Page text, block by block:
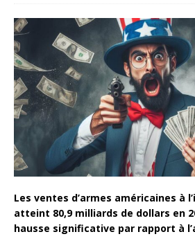
Les ventes d’armes américaines à
atteint 80,9 milliards de dollars en
hausse significative par rapport à